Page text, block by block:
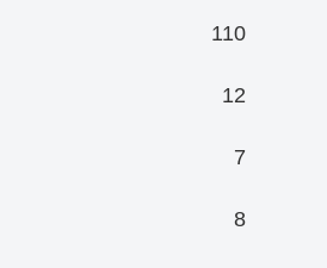
110
12
7
8